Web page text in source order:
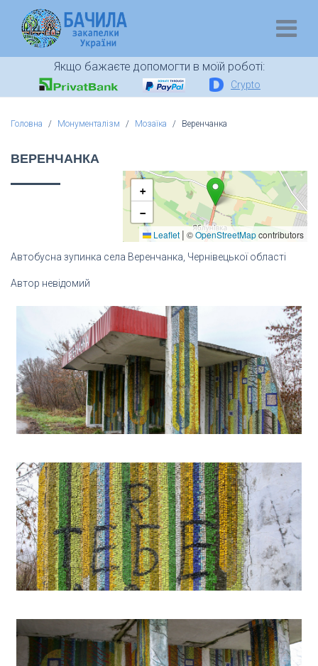
Якщо бажаєте допомогти в моїй роботі:
Crypto
Головна Монументалізм Мозаїка Веренчанка
ВЕРЕНЧАНКА
+
−
Leaflet | ©OpenStreetMapcontributors
Автобусна зупинка села Веренчанка, Чернівецької області
Автор невідомий